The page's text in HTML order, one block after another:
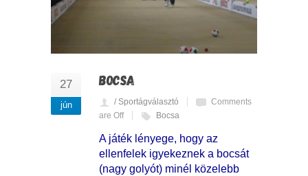
27
jún
BOCSA
/ Sportágválasztó
Comments
are Off
Bocsa
A játék lényege, hogy az
ellenfelek igyekeznek a bocsát
(nagy golyót) minél közelebb